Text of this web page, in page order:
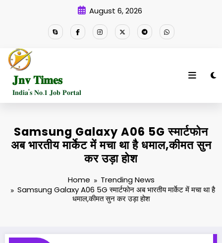
August 6, 2026
𝐉𝐧𝐯 𝐓𝐢𝐦𝐞𝐬
𝐈𝐧𝐝𝐢𝐚'𝐬 𝐍𝐨.𝟏 𝐉𝐨𝐛 𝐏𝐨𝐫𝐭𝐚𝐥
Samsung Galaxy A06 5G स्मार्टफोन
अब भारतीय मार्केट में मचा था है धमाल,कीमत सुन
कर उड़ा होश
Home
Trending News
Samsung Galaxy A06 5G स्मार्टफोन अब भारतीय मार्केट में मचा था है
धमाल,कीमत सुन कर उड़ा होश